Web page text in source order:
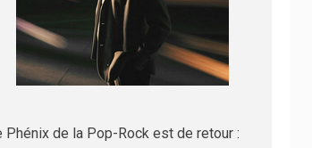
Phénix de la Pop-Rock est de retour :